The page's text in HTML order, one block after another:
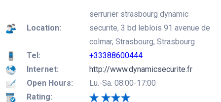
Location:
serrurier strasbourg dynamic
securite, 3 bd leblois 91 avenue de
colmar, Strasbourg, Strasbourg
Tel:
+33388600444
Internet:
http://www.dynamicsecurite.fr
Open Hours:
Lu.-Sa. 08:00-17:00
Rating: